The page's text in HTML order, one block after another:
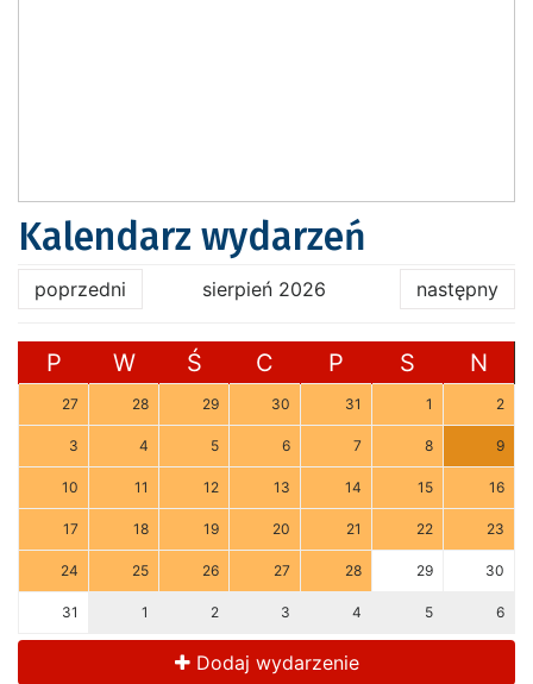
Kalendarz wydarzeń
poprzedni sierpień 2026 następny
P W Ś C P S N
27 28 29 30 31 1 2
3 4 5 6 7 8 9
10 11 12 13 14 15 16
17 18 19 20 21 22 23
24 25 26 27 28 29 30
31 1 2 3 4 5 6
Dodaj wydarzenie